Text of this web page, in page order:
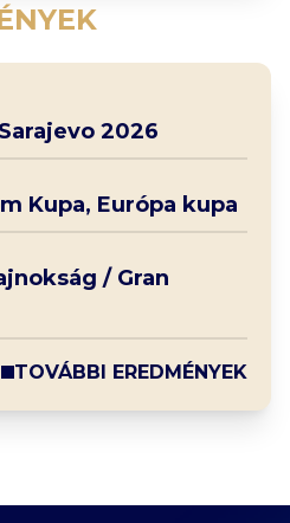
2026
Kupa, Európa kupa
/ Gran
TOVÁBBI EREDMÉNYEK